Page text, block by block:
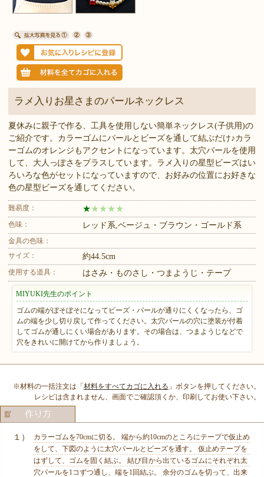
ラメ入りお星さまのパールネックレス
夏休みに親子で作る、工具を使用しない簡単ネックレス(子供用)の
ご紹介です。カラーゴムにパールとビーズを通して結ぶだけ♪カラ
ーゴムのオレンジもアクセントになっています。太穴パールを使用
して、大人っぽさをプラスしています。ラメ入りの星型ビーズはい
ろいろな色がセットになっていますので、お好みの位置にお好きな
色の星型ビーズを通してください。
難易度： ★ ★ ★ ★ ★
色味： レッド系,ベージュ・ブラウン・ゴールド系
金具の色味：
サイズ：
約44.5cm
使用する道具： はさみ・ものさし・つまようじ・テープ
MIYUKI先生のポイント
ゴムの端がぼそぼそになってビーズ・パールが通りにくくなったら、ゴ
ムの端を少し切り戻して作ってください。太穴パールの穴に塗装が付着
してゴムが通しにくい場合があります。その場合は、つまようじなどで
穴をきれいに開けてから作りましょう。
※材料の一括注文は「材料をすべてカゴに入れる 」ボタンを押してください。
レシピは含まれません、画面でご確認頂くか、印刷してお使い下さい。
１）
カラーゴムを70cmに切る。 端から約10cmのところにテープで仮止め
をして、下図のように太穴パールとビーズを通す。 仮止めテープを
はずして、ゴムを固く結ぶ。 結び目から出ているゴムにそれぞれ太
穴パールを1コずつ通し、端を1回結ぶ。 余分のゴムを切って、出来